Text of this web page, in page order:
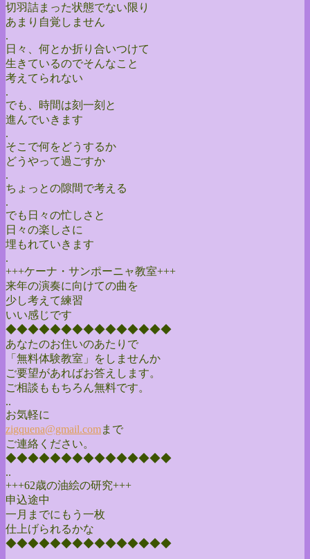
切羽詰まった状態でない限り
あまり自覚しません
.
日々、何とか折り合いつけて
生きているのでそんなこと
考えてられない
.
でも、時間は刻一刻と
進んでいきます
.
そこで何をどうするか
どうやって過ごすか
.
ちょっとの隙間で考える
.
でも日々の忙しさと
日々の楽しさに
埋もれていきます
.
+++ケーナ・サンポーニャ教室+++
来年の演奏に向けての曲を
少し考えて練習
いい感じです
◆◆◆◆◆◆◆◆◆◆◆◆◆◆◆
あなたのお住いのあたりで
「無料体験教室」をしませんか
ご要望があればお答えします。
ご相談ももちろん無料です。
..
お気軽に
zigquena@gmail.comまで
ご連絡ください。
◆◆◆◆◆◆◆◆◆◆◆◆◆◆◆
..
+++62歳の油絵の研究+++
申込途中
一月までにもう一枚
仕上げられるかな
◆◆◆◆◆◆◆◆◆◆◆◆◆◆◆